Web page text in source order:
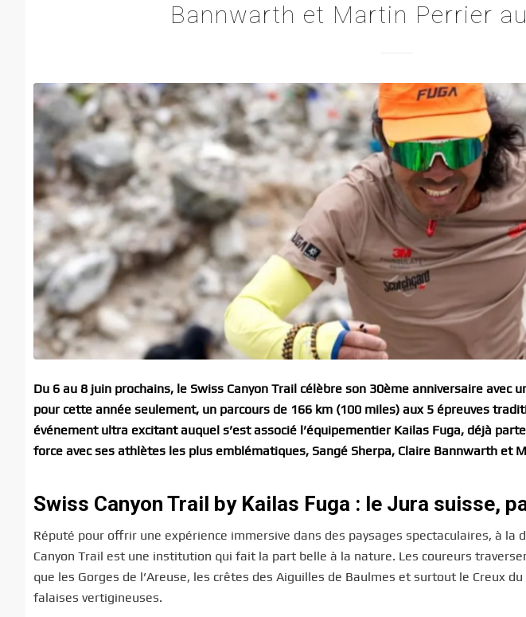
Bannwarth et Martin Perrier
Du 6 au 8 juin prochains, le Swiss Canyon Trail célèbre son 30ème anniversaire avec
pour cette année seulement, un parcours de 166 km (100 miles) aux 5 épreuves
événement ultra excitant auquel s’est associé l’équipementier Kailas Fuga, déjà
force avec ses athlètes les plus emblématiques, Sangé Sherpa, Claire Bannwarth et
Swiss Canyon Trail by Kailas Fuga : le Jura suisse,
Réputé pour offrir une expérience immersive dans des paysages spectaculaires, à la
Canyon Trail est une institution qui fait la part belle à la nature. Les coureurs
que les Gorges de l’Areuse, les crêtes des Aiguilles de Baulmes et surtout le Creux
falaises vertigineuses.